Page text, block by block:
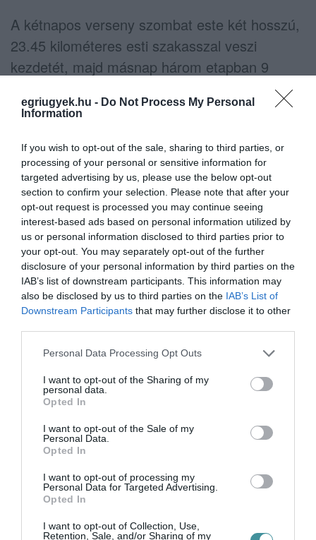
egriugyek.hu - Do Not Process My Personal
Information
If you wish to opt-out of the sale, sharing to third parties, or
processing of your personal or sensitive information for
targeted advertising by us, please use the below opt-out
section to confirm your selection. Please note that after your
opt-out request is processed you may continue seeing
interest-based ads based on personal information utilized by
us or personal information disclosed to third parties prior to
your opt-out. You may separately opt-out of the further
disclosure of your personal information by third parties on the
IAB’s list of downstream participants. This information may
also be disclosed by us to third parties on the IAB’s List of
Downstream Participants that may further disclose it to other
Please note that this website/app uses one or more Google
not limited to your visit or usage behaviour. You may click to
grant or deny consent to Google and its third-party tags to
use your data for below specified purposes in below Google
consent section.
Personal Data Processing Opt Outs
I want to opt-out of the Sharing of my
personal data.
Opted In
I want to opt-out of the Sale of my
Personal Data.
Opted In
I want to opt-out of processing my
Personal Data for Targeted Advertising.
Opted In
I want to opt-out of Collection, Use,
Retention, Sale, and/or Sharing of my
A kétnapos verseny szombat este két hosszú,
23.45 kilométeres esti szakasszal veszi
kezdetét, majd másnap három etapban 9
párosoknak. A céldobogót Eger főterén állítják
Ne maradjon le a legfrissebb hírekről, kövessen
bennünket az EGRI ÜGYEK Google Hírek oldalán!
VISSZA A FŐOLDALRA
Legfrissebb híreink
2026. augusztus 06